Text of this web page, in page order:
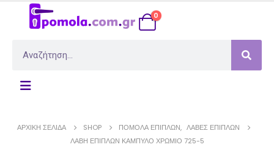
0
ΑΡΧΙΚΉ ΣΕΛΊΔΑ SHOP ΠΌΜΟΛΑ ΕΠΊΠΛΩΝ, ΛΑΒΈΣ ΕΠΊΠΛΩΝ
ΛΑΒΉ ΕΠΊΠΛΩΝ ΚΑΜΠΎΛΟ ΧΡΏΜΙΟ 725-5